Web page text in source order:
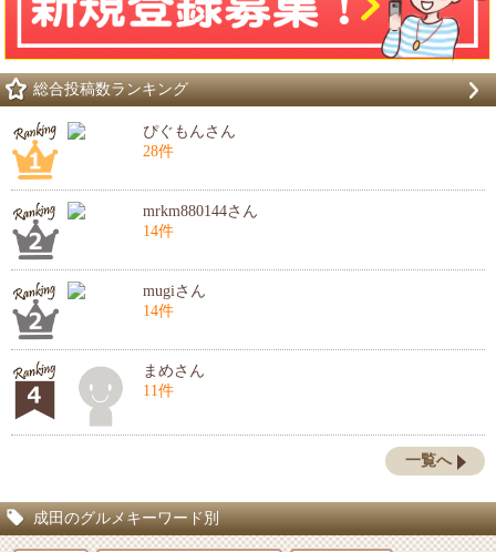
総合投稿数ランキング
ぴぐもんさん
28件
mrkm880144さん
14件
mugiさん
14件
まめさん
11件
一覧へ
成田のグルメキーワード別